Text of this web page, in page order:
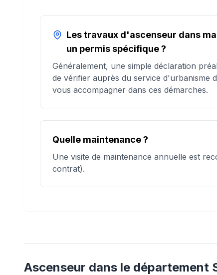
Les travaux d'ascenseur dans
un permis spécifique ?
Généralement, une simple déclaration
de vérifier auprès du service d'urbanisme
vous accompagner dans ces démarches.
Quelle maintenance ?
Une visite de maintenance annuelle est
contrat).
Ascenseur dans le département